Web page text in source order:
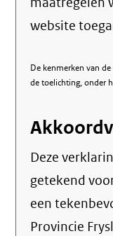
website
De kenmerken van
de toelichting, onder
Deze
getekend
een
Provincie